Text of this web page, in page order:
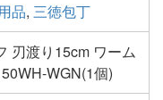
品, 三徳包丁
刃渡り15cm ワーム
WGN(1個)